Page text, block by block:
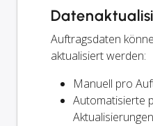
Auftragsdaten
aktualisiert werden:
Manuell pro
Automatisierte
Aktualisierungen